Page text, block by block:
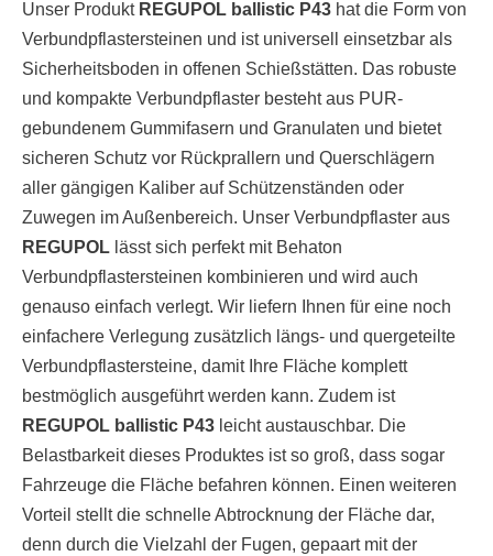
Unser Produkt REGUPOL ballistic P43 hat die Form von
Verbundpflastersteinen und ist universell einsetzbar als
Sicherheitsboden in offenen Schießstätten. Das robuste
und kompakte Verbundpflaster besteht aus PUR-
gebundenem Gummifasern und Granulaten und bietet
sicheren Schutz vor Rückprallern und Querschlägern
aller gängigen Kaliber auf Schützenständen oder
Zuwegen im Außenbereich. Unser Verbundpflaster aus
REGUPOL lässt sich perfekt mit Behaton
Verbundpflastersteinen kombinieren und wird auch
genauso einfach verlegt. Wir liefern Ihnen für eine noch
einfachere Verlegung zusätzlich längs- und quergeteilte
Verbundpflastersteine, damit Ihre Fläche komplett
bestmöglich ausgeführt werden kann. Zudem ist
REGUPOL ballistic P43 leicht austauschbar. Die
Belastbarkeit dieses Produktes ist so groß, dass sogar
Fahrzeuge die Fläche befahren können. Einen weiteren
Vorteil stellt die schnelle Abtrocknung der Fläche dar,
denn durch die Vielzahl der Fugen, gepaart mit der